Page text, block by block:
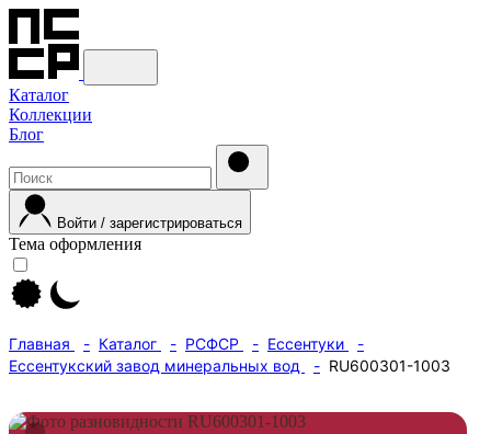
Каталог
Коллекции
Блог
Войти / зарегистрироваться
Тема оформления
Главная Каталог РСФСР
Ессентуки
Ессентукский завод минеральных вод
RU600301-1003